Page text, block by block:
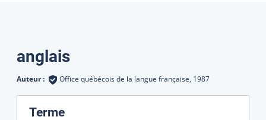
Traductions
anglais
Auteur : Office québécois de la langue française, 1987
Terme: